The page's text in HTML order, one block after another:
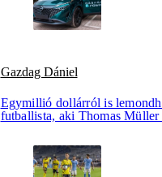
Gazdag Dániel
Egymillió dollárról is
futballista, aki Thomas